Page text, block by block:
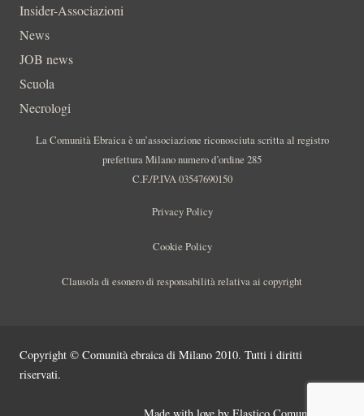
Insider-Associazioni
News
JOB news
Scuola
Necrologi
La Comunità Ebraica è un’associazione riconosciuta scritta al registro
prefettura Milano numero d’ordine 285
C.F./P.IVA 03547690150
Privacy Policy
Cookie Policy
Clausola di esonero di responsabilità relativa ai copyright
Copyright © Comunità ebraica di Milano 2010. Tutti i diritti
riservati.